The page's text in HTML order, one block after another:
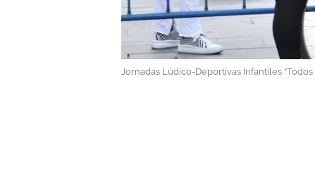
Jornadas Lúdico-Deportivas Infantiles